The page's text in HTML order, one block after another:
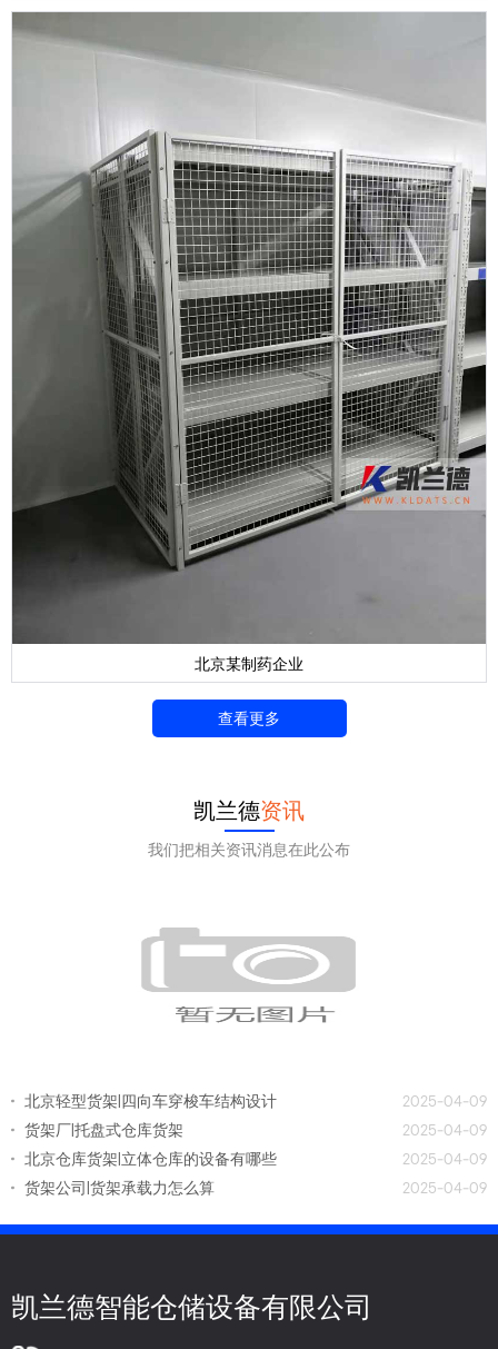
北京某制药企业
查看更多
凯兰德资讯
我们把相关资讯消息在此公布
北京轻型货架|四向车穿梭车结构设计
2025-04-09
货架厂|托盘式仓库货架
2025-04-09
北京仓库货架|立体仓库的设备有哪些
2025-04-09
货架公司|货架承载力怎么算
2025-04-09
凯兰德智能仓储设备有限公司